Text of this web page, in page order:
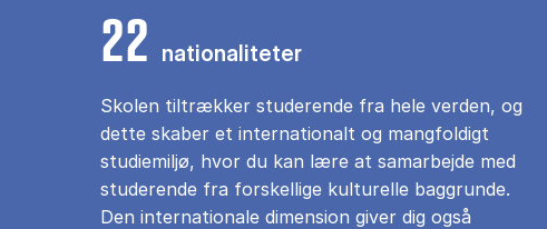
22 nationaliteter
Skolen tiltrækker studerende fra hele verden, og
dette skaber et internationalt og mangfoldigt
studiemiljø, hvor du kan lære at samarbejde med
studerende fra forskellige kulturelle baggrunde.
Den internationale dimension giver dig også